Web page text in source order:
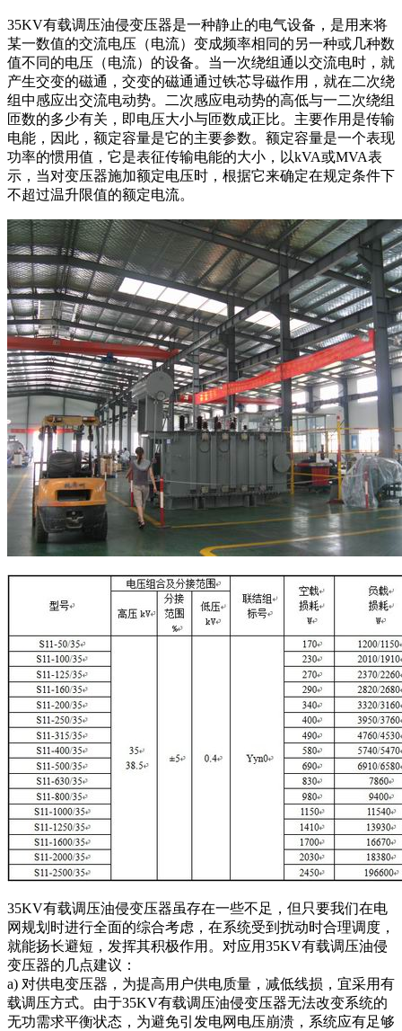
35KV有载调压油侵变压器是一种静止的电气设备，是用来将
某一数值的交流电压（电流）变成频率相同的另一种或几种数
值不同的电压（电流）的设备。当一次绕组通以交流电时，就
产生交变的磁通，交变的磁通通过铁芯导磁作用，就在二次绕
组中感应出交流电动势。二次感应电动势的高低与一二次绕组
匝数的多少有关，即电压大小与匝数成正比。主要作用是传输
电能，因此，额定容量是它的主要参数。额定容量是一个表现
功率的惯用值，它是表征传输电能的大小，以kVA或MVA表
示，当对变压器施加额定电压时，根据它来确定在规定条件下
不超过温升限值的额定电流。
35KV有载调压油侵变压器虽存在一些不足，但只要我们在电
网规划时进行全面的综合考虑，在系统受到扰动时合理调度，
就能扬长避短，发挥其积极作用。对应用35KV有载调压油侵
变压器的几点建议：
a) 对供电变压器，为提高用户供电质量，减低线损，宜采用有
载调压方式。由于35KV有载调压油侵变压器无法改变系统的
无功需求平衡状态，为避免引发电网电压崩溃，系统应有足够